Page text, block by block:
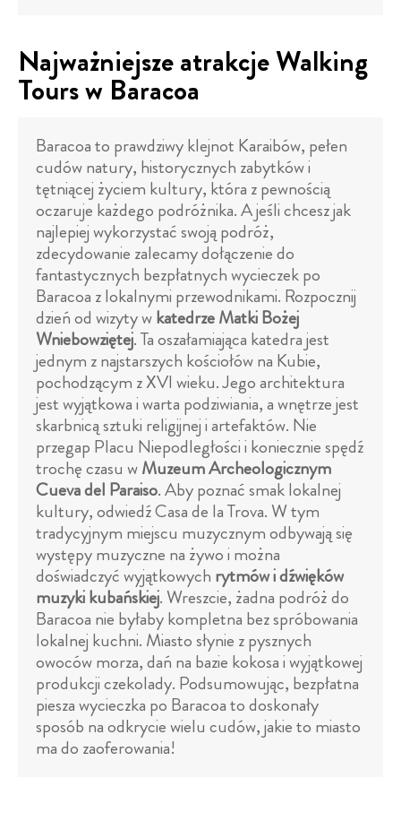
Najważniejsze atrakcje Walking
Tours w Baracoa
Baracoa to prawdziwy klejnot Karaibów, pełen
cudów natury, historycznych zabytków i
tętniącej życiem kultury, która z pewnością
oczaruje każdego podróżnika. A jeśli chcesz jak
najlepiej wykorzystać swoją podróż,
zdecydowanie zalecamy dołączenie do
fantastycznych bezpłatnych wycieczek po
Baracoa z lokalnymi przewodnikami. Rozpocznij
dzień od wizyty wkatedrze Matki Bożej
Wniebowziętej. Ta oszałamiająca katedra jest
jednym z najstarszych kościołów na Kubie,
pochodzącym z XVI wieku. Jego architektura
jest wyjątkowa i warta podziwiania, a wnętrze jest
skarbnicą sztuki religijnej i artefaktów. Nie
przegap Placu Niepodległości i koniecznie spędź
trochę czasu wMuzeum Archeologicznym
Cueva del Paraiso. Aby poznać smak lokalnej
kultury, odwiedź Casa de la Trova. W tym
tradycyjnym miejscu muzycznym odbywają się
występy muzyczne na żywo i można
doświadczyć wyjątkowych rytmów i dźwięków
muzyki kubańskiej. Wreszcie, żadna podróż do
Baracoa nie byłaby kompletna bez spróbowania
lokalnej kuchni. Miasto słynie z pysznych
owoców morza, dań na bazie kokosa i wyjątkowej
produkcji czekolady. Podsumowując, bezpłatna
piesza wycieczka po Baracoa to doskonały
sposób na odkrycie wielu cudów, jakie to miasto
ma do zaoferowania!